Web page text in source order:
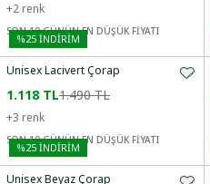
+2 renk
SON 10 GÜNÜN EN DÜŞÜK FİYATI
%25 İNDİRİM
Unisex Lacivert Çorap
1.118 TL1.490 TL
+3 renk
SON 10 GÜNÜN EN DÜŞÜK FİYATI
%25 İNDİRİM
Unisex Beyaz Çorap